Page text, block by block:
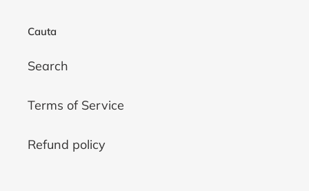
Cauta
Search
Terms of Service
Refund policy